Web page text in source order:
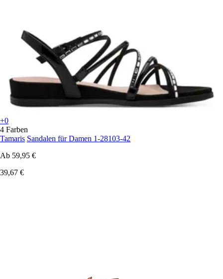
+0
4 Farben
Tamaris Sandalen für Damen 1-28103-42
Ab 59,95 €
39,67 €